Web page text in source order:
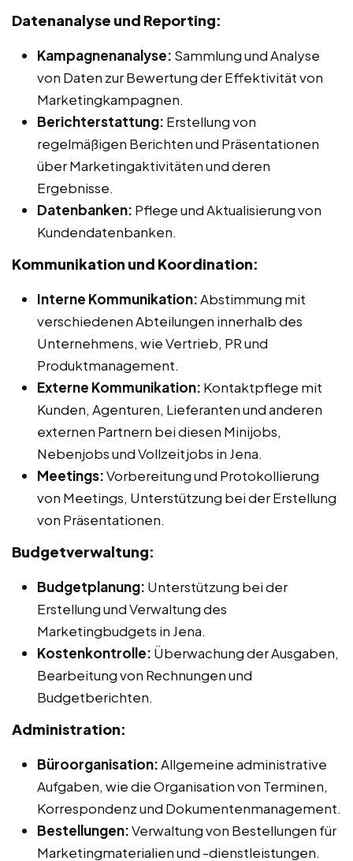
Datenanalyse und Reporting:
Kampagnenanalyse: Sammlung und Analyse
von Daten zur Bewertung der Effektivität von
Marketingkampagnen.
Berichterstattung: Erstellung von
regelmäßigen Berichten und Präsentationen
über Marketingaktivitäten und deren
Ergebnisse.
Datenbanken: Pflege und Aktualisierung von
Kundendatenbanken.
Kommunikation und Koordination:
Interne Kommunikation:Abstimmung mit
verschiedenen Abteilungen innerhalb des
Unternehmens, wie Vertrieb, PR und
Produktmanagement.
Externe Kommunikation: Kontaktpflege mit
Kunden, Agenturen, Lieferanten und anderen
externen Partnern bei diesen Minijobs,
Nebenjobs und Vollzeitjobs in Jena.
Meetings:Vorbereitung und Protokollierung
von Meetings, Unterstützung bei der Erstellung
von Präsentationen.
Budgetverwaltung:
Budgetplanung: Unterstützung bei der
Erstellung und Verwaltung des
Marketingbudgets in Jena.
Kostenkontrolle: Überwachung der Ausgaben,
Bearbeitung von Rechnungen und
Budgetberichten.
Administration:
Büroorganisation:Allgemeine administrative
Aufgaben, wie die Organisation von Terminen,
Korrespondenz und Dokumentenmanagement.
Bestellungen:Verwaltung von Bestellungen für
Marketingmaterialien und -dienstleistungen.